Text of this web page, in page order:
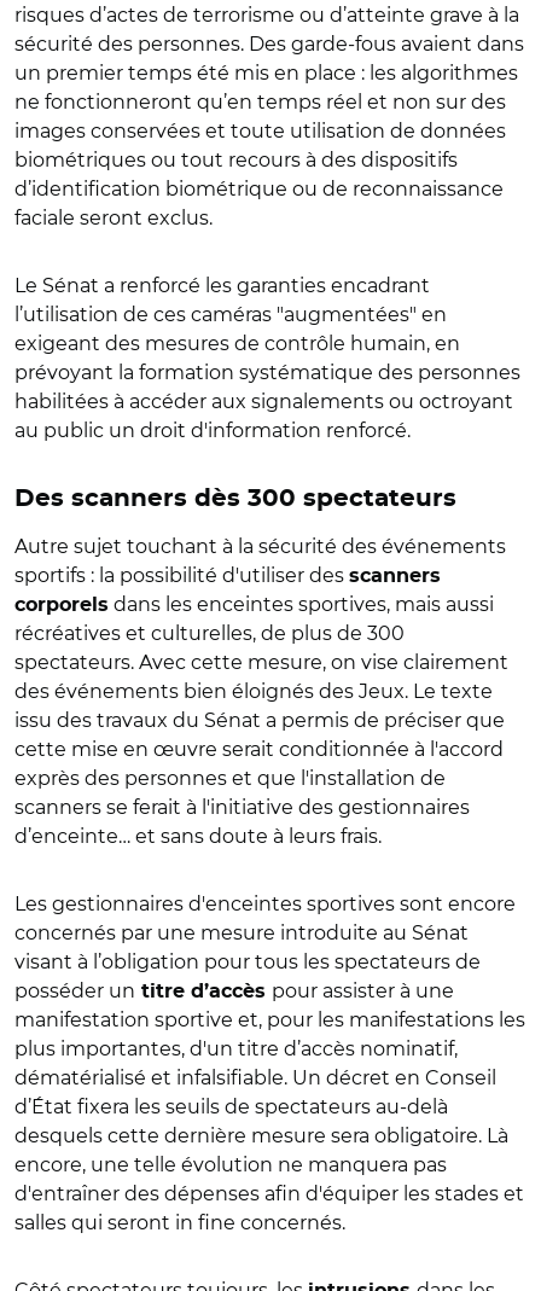
risques d’actes de terrorisme ou d’atteinte grave à la
sécurité des personnes. Des garde-fous avaient dans
un premier temps été mis en place : les algorithmes
ne fonctionneront qu’en temps réel et non sur des
images conservées et toute utilisation de données
biométriques ou tout recours à des dispositifs
d’identification biométrique ou de reconnaissance
faciale seront exclus.
Le Sénat a renforcé les garanties encadrant
l’utilisation de ces caméras "augmentées" en
exigeant des mesures de contrôle humain, en
prévoyant la formation systématique des personnes
habilitées à accéder aux signalements ou octroyant
au public un droit d'information renforcé.
Des scanners dès 300 spectateurs
Autre sujet touchant à la sécurité des événements
sportifs : la possibilité d'utiliser des scanners
corporels dans les enceintes sportives, mais aussi
récréatives et culturelles, de plus de 300
spectateurs. Avec cette mesure, on vise clairement
des événements bien éloignés des Jeux. Le texte
issu des travaux du Sénat a permis de préciser que
cette mise en œuvre serait conditionnée à l'accord
exprès des personnes et que l'installation de
scanners se ferait à l'initiative des gestionnaires
d’enceinte… et sans doute à leurs frais.
Les gestionnaires d'enceintes sportives sont encore
concernés par une mesure introduite au Sénat
visant à l’obligation pour tous les spectateurs de
posséder un titre d’accès pour assister à une
manifestation sportive et, pour les manifestations les
plus importantes, d'un titre d’accès nominatif,
dématérialisé et infalsifiable. Un décret en Conseil
d’État fixera les seuils de spectateurs au‑delà
desquels cette dernière mesure sera obligatoire. Là
encore, une telle évolution ne manquera pas
d'entraîner des dépenses afin d'équiper les stades et
salles qui seront in fine concernés.